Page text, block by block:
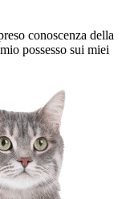
conoscenza della
possesso sui miei